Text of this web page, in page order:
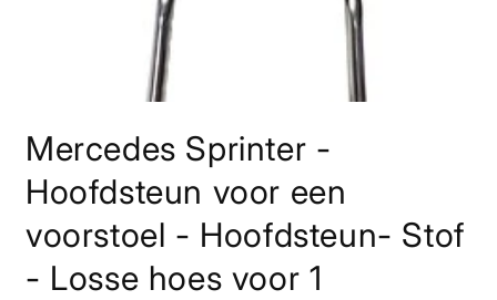
openen
in
modaal
Mercedes Sprinter -
Hoofdsteun voor een
voorstoel - Hoofdsteun- Stof
- Losse hoes voor 1